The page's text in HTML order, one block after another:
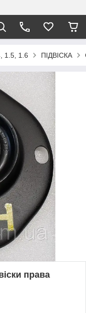
1.5, 1.6 ПІДВІСКА
права